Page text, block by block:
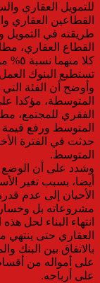
للتمويل العقاري
القطاعين العقاري
طريقته في التمويل
القطاع العقاري،
كلا
تستطيع البنوك
وأوضح أن الفئة
المتوسطة، مؤكدا
المتوسط ورفع قيمة
حدثت في الفترة
المتوسط.
وشدد على أن الوضع
أيضا، بسبب تغير
الأحيان إلى عدم
مشروعاته بل
انتهاء البناء لحل
العقاري حتى ينتهي
بالاتفاق بين البنك
على أمواله من
على أرباحه.